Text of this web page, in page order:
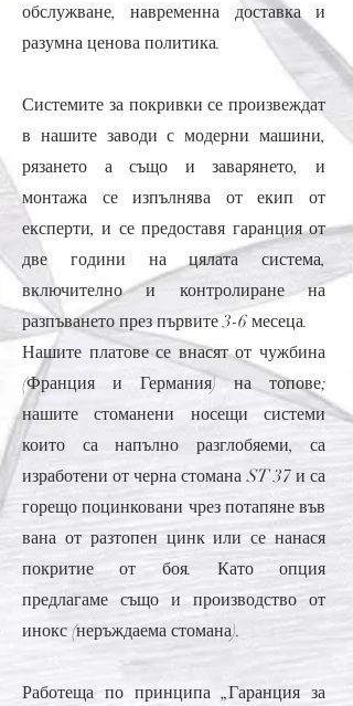
обслужване, навременна доставка и
разумна ценова политика.
Системите за покривки се произвеждат
в нашите заводи с модерни машини,
рязането а също и заварянето, и
монтажа се изпълнява от екип от
експерти, и се предоставя гаранция от
две години на цялата система,
включително и контролиране на
разпъването през първите 3-6 месеца.
Нашите платове се внасят от чужбина
(Франция и Германия) на топове;
нашите стоманени носещи системи
които са напълно разглобяеми, са
изработени от черна стомана ST 37 и са
горещо поцинковани чрез потапяне във
вана от разтопен цинк или се нанася
покритие от боя. Като опция
предлагаме също и производство от
инокс (неръждаема стомана).
Работеща по принципа „Гаранция за